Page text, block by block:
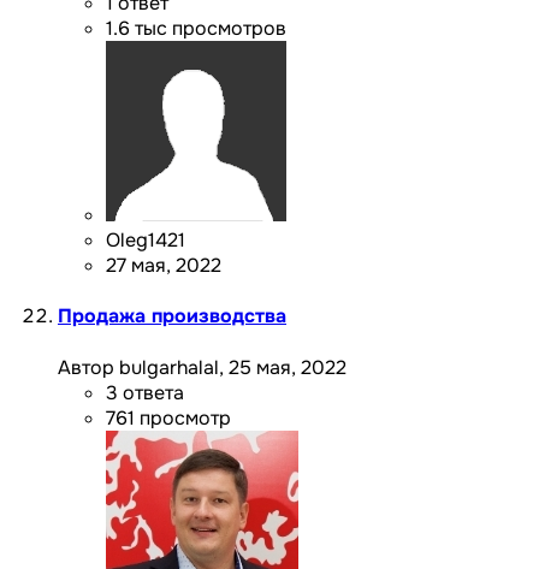
1.6 тыс просмотров
Oleg1421
27 мая, 2022
Продажа производства
Автор bulgarhalal, 25 мая, 2022
3 ответа
761 просмотр